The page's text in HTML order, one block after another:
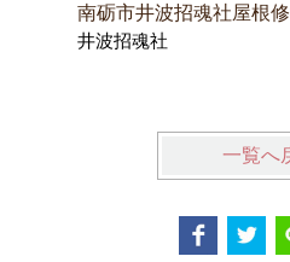
南砺市井波招魂社屋根
井波招魂社
一覧へ